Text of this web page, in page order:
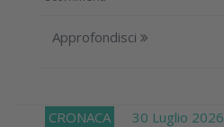
Approfondisci
CRONACA 30 Luglio 2026